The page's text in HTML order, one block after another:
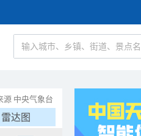
源 中央气象台
雷达图